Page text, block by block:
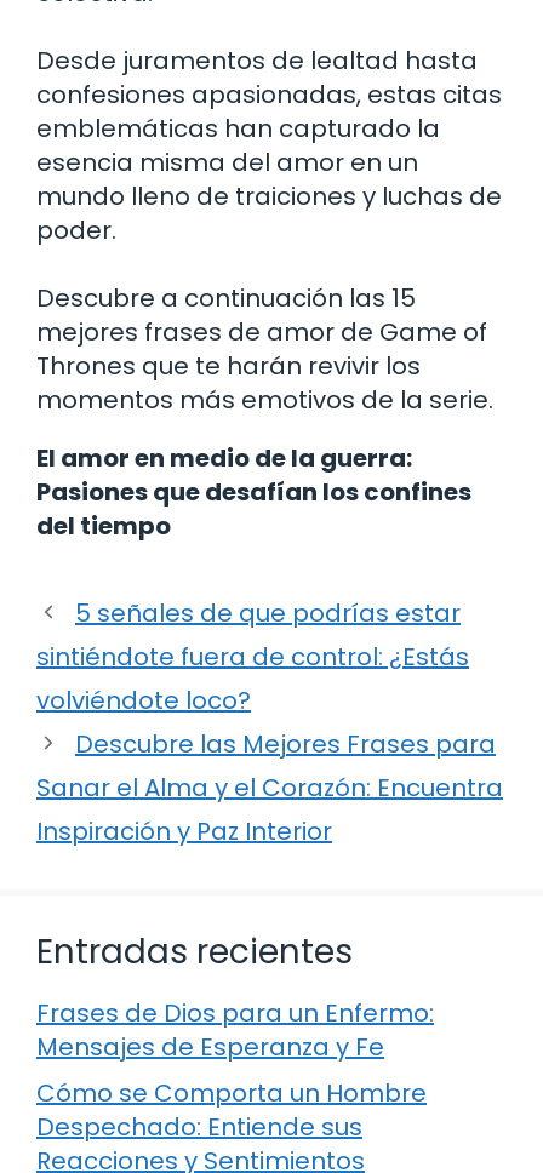
Desde juramentos de lealtad hasta
confesiones apasionadas, estas citas
emblemáticas han capturado la
esencia misma del amor en un
mundo lleno de traiciones y luchas de
poder.
Descubre a continuación las 15
mejores frases de amor de Game of
Thrones que te harán revivir los
momentos más emotivos de la serie.
El amor en medio de la guerra:
Pasiones que desafían los confines
del tiempo
5 señales de que podrías estar
sintiéndote fuera de control: ¿Estás
volviéndote loco?
Descubre las Mejores Frases para
Sanar el Alma y el Corazón: Encuentra
Inspiración y Paz Interior
Entradas recientes
Frases de Dios para un Enfermo:
Mensajes de Esperanza y Fe
Cómo se Comporta un Hombre
Despechado: Entiende sus
Reacciones y Sentimientos